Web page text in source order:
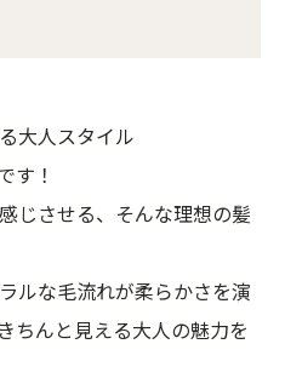
大人スタイル
す！
じさせる、そんな理想の髪
ルな毛流れが柔らかさを演
ちんと見える大人の魅力を